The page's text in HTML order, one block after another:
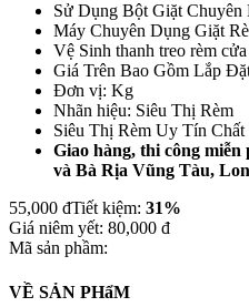
Sử Dụng Bột Giặt Chuyên
Máy Chuyên Dụng Giặt
Vệ Sinh thanh treo rèm
Giá Trên Bao Gồm Lắp
Đơn vị: Kg
Nhãn hiệu: Siêu Thị Rèm
Siêu Thị Rèm Uy Tín
Giao hàng, thi công
và Bà Rịa Vũng Tàu,
55,000 đTiết kiệm: 31%
Giá niêm yết: 80,000 đ
Mã sản phầm:
VỀ SẢN PHẩM